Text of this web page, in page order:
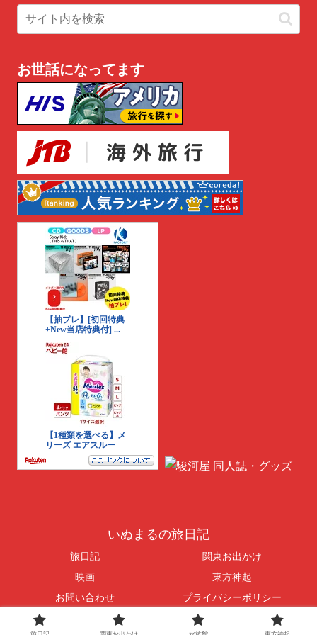
お世話になってます
いぬまるの旅日記
旅日記
関東お出かけ
映画
東方神起
お問い合わせ
プライバシーポリシー
© 2016-2026 いぬまるの旅日記.